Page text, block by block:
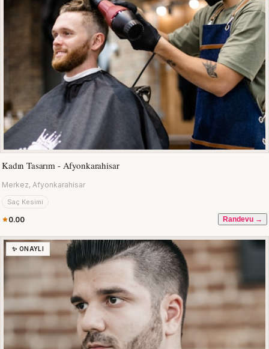
Kadın Tasarım - Afyonkarahisar
Merkez, Afyonkarahisar
Saç Kesimi
0.00 Randevu →
✨ ONAYLI